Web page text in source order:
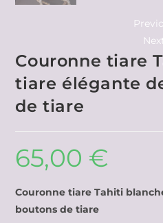
Couronne tiare
tiare élégante
de tiare
65,00 €
Couronne tiare Tahiti
boutons de tiare